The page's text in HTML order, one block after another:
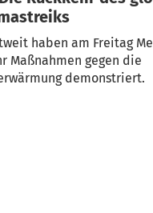
haben am Freitag
Maßnahmen gegen die
demonstriert.